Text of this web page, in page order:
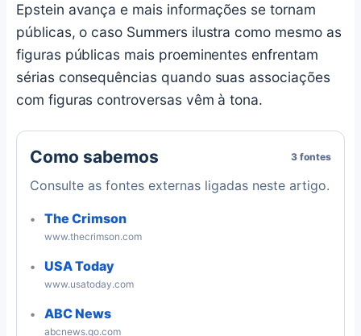
Epstein avança e mais informações se tornam
públicas, o caso Summers ilustra como mesmo as
figuras públicas mais proeminentes enfrentam
sérias consequências quando suas associações
com figuras controversas vêm à tona.
Como sabemos 3 fontes
Consulte as fontes externas ligadas neste artigo.
The Crimson
www.thecrimson.com
USA Today
www.usatoday.com
ABC News
abcnews.go.com